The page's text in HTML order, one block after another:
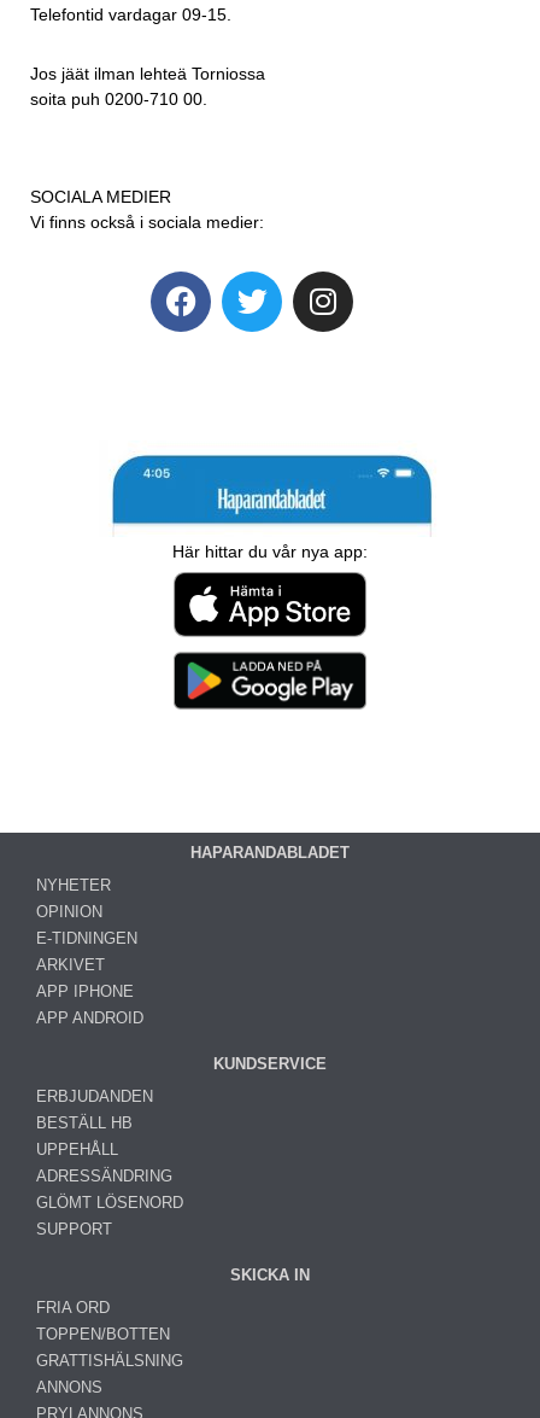
Telefontid vardagar 09-15.
Jos jäät ilman lehteä Torniossa
soita puh 0200-710 00.
SOCIALA MEDIER
Vi finns också i sociala medier:
Här hittar du vår nya app:
HAPARANDABLADET
NYHETER
OPINION
E-TIDNINGEN
ARKIVET
APP IPHONE
APP ANDROID
KUNDSERVICE
ERBJUDANDEN
BESTÄLL HB
UPPEHÅLL
ADRESSÄNDRING
GLÖMT LÖSENORD
SUPPORT
SKICKA IN
FRIA ORD
TOPPEN/BOTTEN
GRATTISHÄLSNING
ANNONS
PRYLANNONS